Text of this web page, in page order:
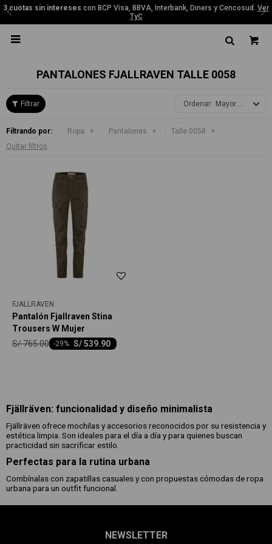
3 cuotas sin intereses con BCP Visa, BBVA, Interbank, Diners y Cencosud. Ver
TyC

PANTALONES FJALLRAVEN TALLE 0058
Mayor precio
Filtrando por: Ropa Pantalones
Talle 0058
Quitar filtros
FJALLRAVEN
Pantalón Fjallraven Stina
Trousers W Mujer
S/539.90
-29
S/765.00
Fjällräven: funcionalidad y diseño minimalista
Fjällräven ofrece mochilas y accesorios reconocidos por su resistencia y
estética limpia. Son ideales para el día a día y para quienes buscan
practicidad sin sacrificar estilo.
Perfectas para la rutina urbana
Combínalas con zapatillas casuales y con propuestas cómodas de ropa
urbana para un outfit funcional.
NEWSLETTER